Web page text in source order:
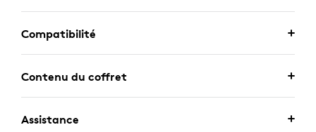
Compatibilité
Contenu du coffret
Assistance